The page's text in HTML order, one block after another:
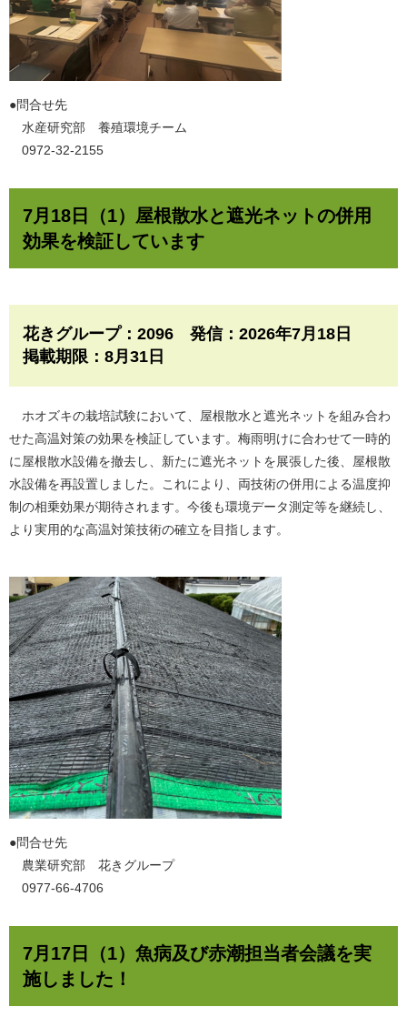
​●問合せ先
水産研究部 養殖環境チーム
0972-32-2155
7月18日（1）屋根散水と遮光ネットの併用
効果を検証しています
花きグループ：2096 発信：2026年7月18日
掲載期限：8月31日​
ホオズキの栽培試験において、屋根散水と遮光ネットを組み合わ
せた高温対策の効果を検証しています。梅雨明けに合わせて一時的
に屋根散水設備を撤去し、新たに遮光ネットを展張した後、屋根散
水設備を再設置しました。これにより、両技術の併用による温度抑
制の相乗効果が期待されます。今後も環境データ測定等を継続し、
より実用的な高温対策技術の確立を目指します。
​●問合せ先
農業研究部 花きグループ
0977-66-4706
7月17日（1）魚病及び赤潮担当者会議を実
施しました！